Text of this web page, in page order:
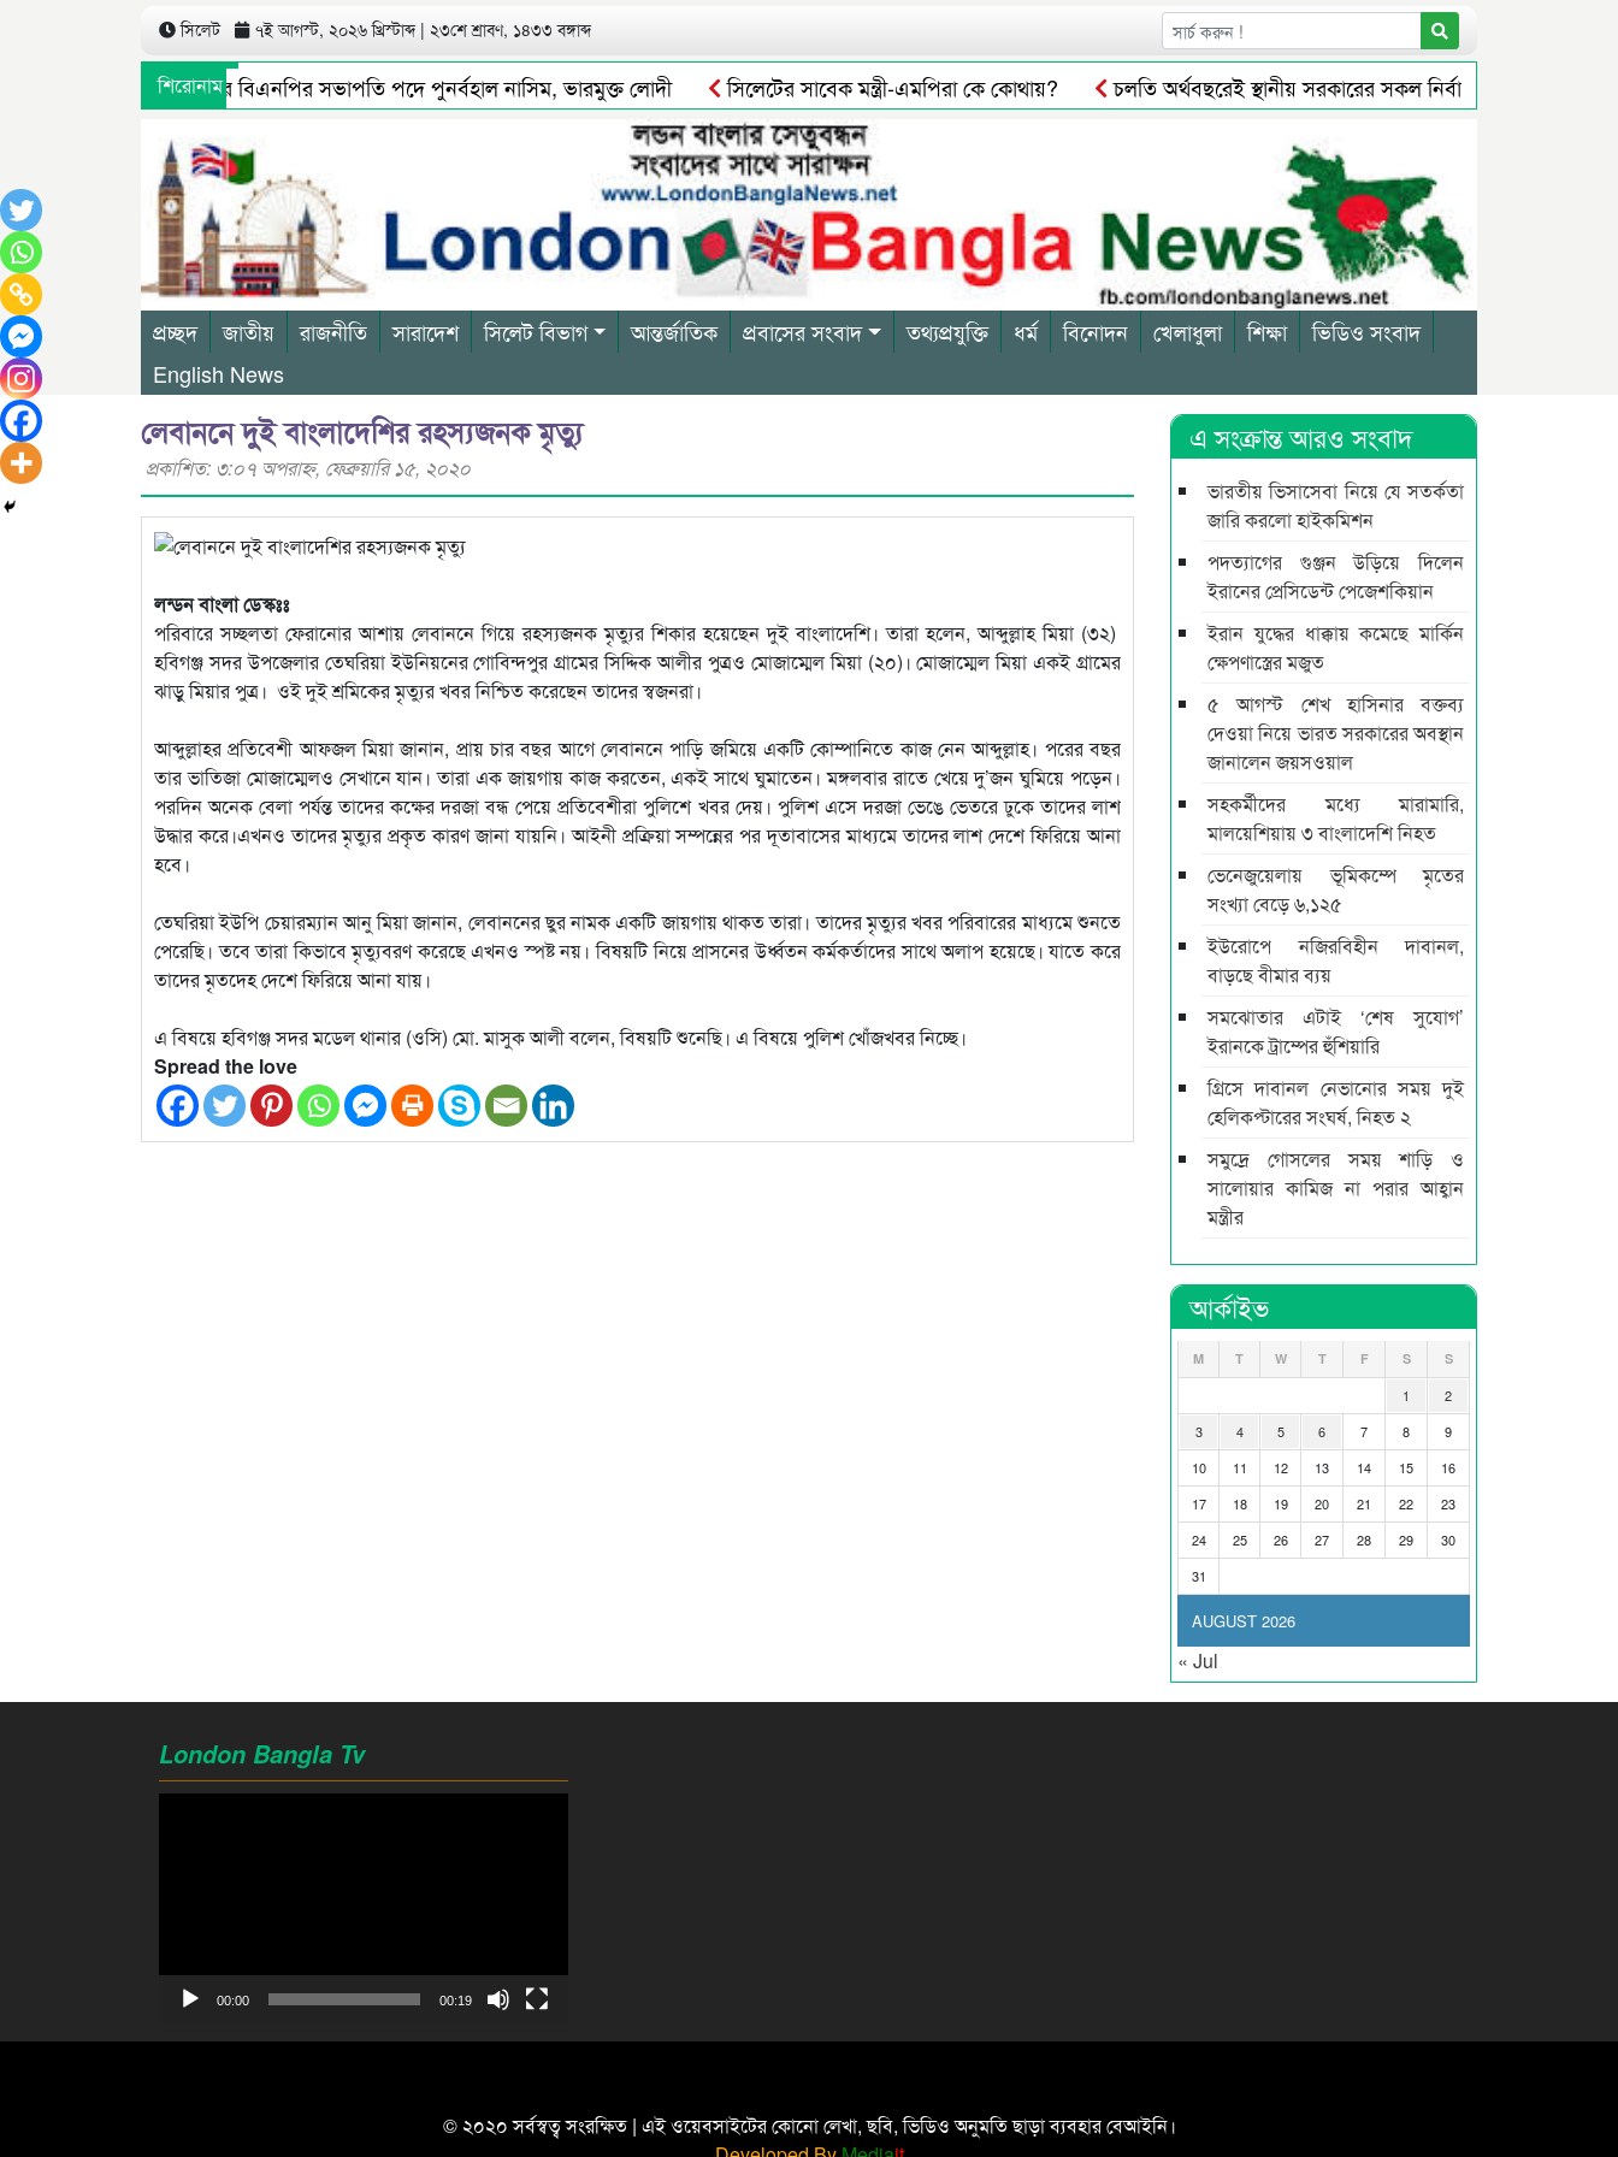
সিলেট ৭ই আগস্ট, ২০২৬ খ্রিস্টাব্দ | ২৩শে শ্রাবণ, ১৪৩৩ বঙ্গাব্দ
শিরোনাম
সিলেট মহানগর বিএনপির সভাপতি পদে পুনর্বহাল নাসিম, ভারমুক্ত লোদী সিলেটের সাবেক মন্ত্রী-এমপিরা কে কোথায়?
চলতি অর্থবছরেই স্থানীয় সরকারের সকল নির্বাচন অনুষ্ঠিত হবে:
গণমাধ্যমে সংবাদ প্রকাশের পর সিলেট টিটিসির প্রতারক ড্রাইভার বিল্লাল আটক
সিলেটে গরুর পচা মাংস বিক্রির দায়ে এক ব্যবসায়ীকে জরিমানা
প্রচ্ছদ জাতীয় রাজনীতি সারাদেশ সিলেট বিভাগ আন্তর্জাতিক প্রবাসের সংবাদ তথ্যপ্রযুক্তি ধর্ম বিনোদন খেলাধুলা শিক্ষা
ভিডিও সংবাদ
English News
লেবাননে দুই বাংলাদেশির রহস্যজনক মৃত্যু
প্রকাশিত: ৩:০৭ অপরাহ্ণ, ফেব্রুয়ারি ১৫, ২০২০
লন্ডন বাংলা ডেস্কঃঃ
পরিবারে সচ্ছলতা ফেরানোর আশায় লেবাননে গিয়ে রহস্যজনক মৃত্যুর শিকার হয়েছেন দুই বাংলাদেশি। তারা হলেন, আব্দুল্লাহ মিয়া (৩২)
হবিগঞ্জ সদর উপজেলার তেঘরিয়া ইউনিয়নের গোবিন্দপুর গ্রামের সিদ্দিক আলীর পুত্রও মোজাম্মেল মিয়া (২০)। মোজাম্মেল মিয়া একই গ্রামের
ঝাড়ু মিয়ার পুত্র। ওই দুই শ্রমিকের মৃত্যুর খবর নিশ্চিত করেছেন তাদের স্বজনরা।
আব্দুল্লাহর প্রতিবেশী আফজল মিয়া জানান, প্রায় চার বছর আগে লেবাননে পাড়ি জমিয়ে একটি কোম্পানিতে কাজ নেন আব্দুল্লাহ। পরের বছর
তার ভাতিজা মোজাম্মেলও সেখানে যান। তারা এক জায়গায় কাজ করতেন, একই সাথে ঘুমাতেন। মঙ্গলবার রাতে খেয়ে দু’জন ঘুমিয়ে পড়েন।
পরদিন অনেক বেলা পর্যন্ত তাদের কক্ষের দরজা বন্ধ পেয়ে প্রতিবেশীরা পুলিশে খবর দেয়। পুলিশ এসে দরজা ভেঙে ভেতরে ঢুকে তাদের লাশ
উদ্ধার করে।এখনও তাদের মৃত্যুর প্রকৃত কারণ জানা যায়নি। আইনী প্রক্রিয়া সম্পন্নের পর দূতাবাসের মাধ্যমে তাদের লাশ দেশে ফিরিয়ে আনা
হবে।
তেঘরিয়া ইউপি চেয়ারম্যান আনু মিয়া জানান, লেবাননের ছুর নামক একটি জায়গায় থাকত তারা। তাদের মৃত্যুর খবর পরিবারের মাধ্যমে শুনতে
পেরেছি। তবে তারা কিভাবে মৃত্যুবরণ করেছে এখনও স্পষ্ট নয়। বিষয়টি নিয়ে প্রাসনের উর্ধ্বতন কর্মকর্তাদের সাথে অলাপ হয়েছে। যাতে করে
তাদের মৃতদেহ দেশে ফিরিয়ে আনা যায়।
এ বিষয়ে হবিগঞ্জ সদর মডেল থানার (ওসি) মো. মাসুক আলী বলেন, বিষয়টি শুনেছি। এ বিষয়ে পুলিশ খোঁজখবর নিচ্ছে।
Spread the love
এ সংক্রান্ত আরও সংবাদ
ভারতীয় ভিসাসেবা নিয়ে যে সতর্কতা
জারি করলো হাইকমিশন
পদত্যাগের গুঞ্জন উড়িয়ে দিলেন
ইরানের প্রেসিডেন্ট পেজেশকিয়ান
ইরান যুদ্ধের ধাক্কায় কমেছে মার্কিন
ক্ষেপণাস্ত্রের মজুত
৫ আগস্ট শেখ হাসিনার বক্তব্য
দেওয়া নিয়ে ভারত সরকারের অবস্থান
জানালেন জয়সওয়াল
সহকর্মীদের মধ্যে মারামারি,
মালয়েশিয়ায় ৩ বাংলাদেশি নিহত
ভেনেজুয়েলায় ভূমিকম্পে মৃতের
সংখ্যা বেড়ে ৬,১২৫
ইউরোপে নজিরবিহীন দাবানল,
বাড়ছে বীমার ব্যয়
সমঝোতার এটাই ‘শেষ সুযোগ’
ইরানকে ট্রাম্পের হুঁশিয়ারি
গ্রিসে দাবানল নেভানোর সময় দুই
হেলিকপ্টারের সংঘর্ষ, নিহত ২
সমুদ্রে গোসলের সময় শাড়ি ও
সালোয়ার কামিজ না পরার আহ্বান
মন্ত্রীর
আর্কাইভ
AUGUST 2026
M T W T F S S
1
2
3
4 5 6 7 8
9
10
11 12 13 14 15
16
17
18 19 20 21 22
23
24
25 26 27 28 29
30
31
« Jul
London Bangla Tv
00:00 00:19
© ২০২০ সর্বস্বত্ব সংরক্ষিত | এই ওয়েবসাইটের কোনো লেখা, ছবি, ভিডিও অনুমতি ছাড়া ব্যবহার বেআইনি।